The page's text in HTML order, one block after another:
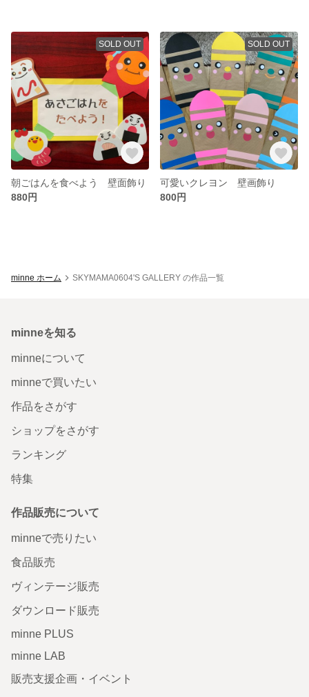
SOLD OUT
朝ごはんを食べよう 壁面飾り
880円
SOLD OUT
可愛いクレヨン 壁画飾り
800円
minne ホーム SKYMAMA0604'S GALLERY の作品一覧
minneを知る
minneについて
minneで買いたい
作品をさがす
ショップをさがす
ランキング
特集
作品販売について
minneで売りたい
食品販売
ヴィンテージ販売
ダウンロード販売
minne PLUS
minne LAB
販売支援企画・イベント